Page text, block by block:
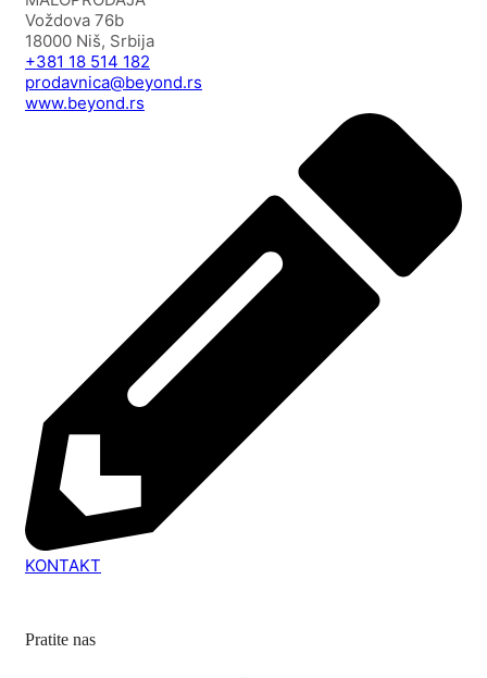
Voždova 76b
18000 Niš, Srbija
+381 18 514 182
prodavnica@beyond.rs
www.beyond.rs
KONTAKT
Pratite nas